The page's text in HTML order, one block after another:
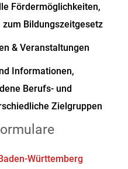
Fördermöglichkeiten,
Bildungszeitgesetz
& Veranstaltungen
Informationen,
Berufs- und
Zielgruppen
Württemberg